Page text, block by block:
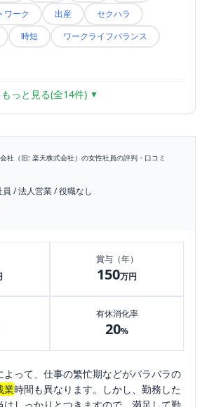
ワーク 出産
セクハラ
時短
ワークライフバランス
もっと見る(全14件) ▼
社（旧: 楽天株式会社） の女性社員の評判・口コミ
員 /法人営業/役職なし
賞与（年）
150万円
有休消化率
20%
よって、仕事の繁忙期などがバラバラの
業時間も異なります。しかし、勤務した